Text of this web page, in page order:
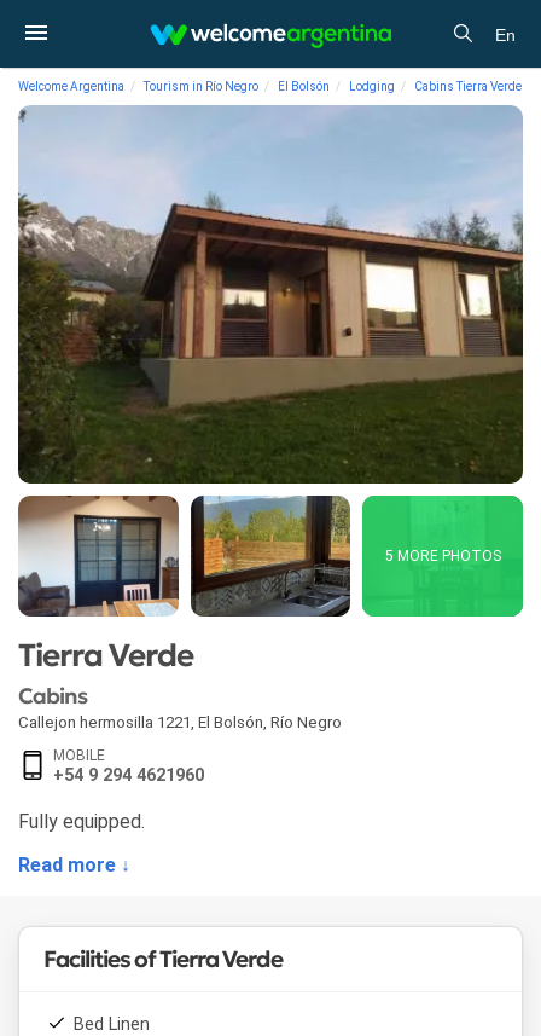
En
Welcome Argentina Tourism in Río Negro El Bolsón Lodging Cabins Tierra Verde
5 MORE PHOTOS
Tierra Verde
Cabins
Callejon hermosilla 1221 El Bolsón Río Negro
MOBILE
+54 9 294 4621960
Fully equipped.
Read more ↓
Facilities of Tierra Verde
Bed Linen